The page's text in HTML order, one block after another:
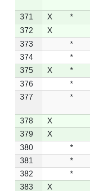
371 X *
372
X
373
*
374
*
375
X *
376
*
377
*
378
X
379
X
380
*
381
*
382
*
383
X